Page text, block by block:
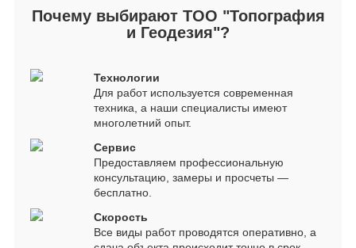
Почему выбирают ТОО "Топография
и Геодезия"?
Технологии
Для работ используется современная
техника, а наши специалисты имеют
многолетний опыт.
Сервис
Предоставляем профессиональную
консультацию, замеры и просчеты —
бесплатно.
Скорость
Все виды работ проводятся оперативно, а